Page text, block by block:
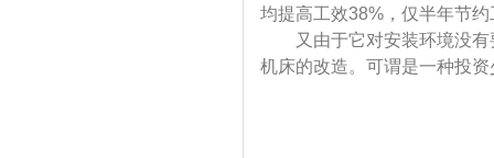
均提高工效38%，仅半年节
又由于它对安装环境没有
机床的改造。可谓是一种投